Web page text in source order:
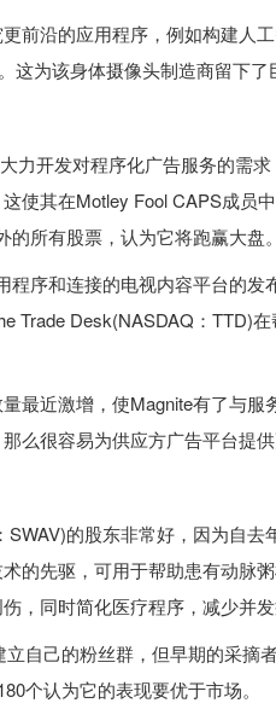
前沿的应用程序，例如构建人
为该身体摄像头制造商留下了
力开发对程序化广告服务的需求
使其在Motley Fool CAPS成员
所有股票，认为它将跑赢大盘。
程序和连接的电视内容平台的发
Trade Desk(NASDAQ：TTD)
最近激增，使Magnite有了与服
么很容易为供应方广告平台提供
的股东非常好，因为自去
的先驱，可用于帮助患有动脉
，同时简化医疗程序，减少并发
自己的粉丝群，但早期的采摘
个认为它的表现要优于市场。